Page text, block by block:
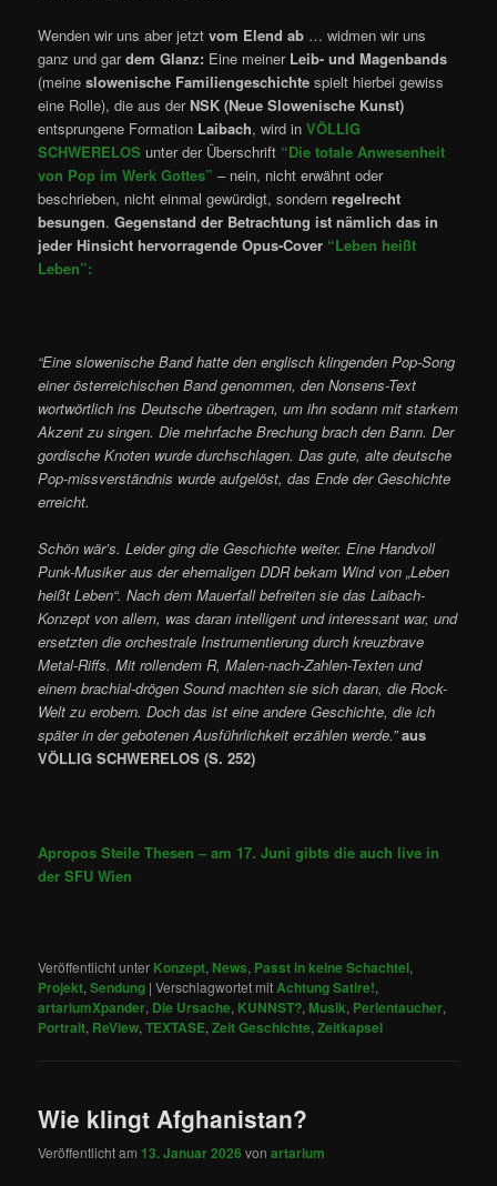
Wenden wir uns aber jetztvom Elend ab … widmen wir uns
ganz und gardem Glanz: Eine meiner Leib- und Magenbands
(meineslowenische Familiengeschichte spielt hierbei gewiss
eine Rolle), die aus der NSK (Neue Slowenische Kunst)
entsprungene Formation Laibach, wird inVÖLLIG
SCHWERELOS unter der Überschrift “Die totale Anwesenheit
von Pop im Werk Gottes” – nein, nicht erwähnt oder
beschrieben, nicht einmal gewürdigt, sondernregelrecht
besungen.Gegenstand der Betrachtung ist nämlich das in
jeder Hinsicht hervorragende Opus-Cover “Leben heißt
Leben”:
“Eine slowenische Band hatte den englisch klingenden Pop-Song
einer österreichischen Band genommen, den Nonsens-Text
wortwörtlich ins Deutsche übertragen, um ihn sodann mit starkem
Akzent zu singen. Die mehrfache Brechung brach den Bann. Der
gordische Knoten wurde durchschlagen. Das gute, alte deutsche
Pop-missverständnis wurde aufgelöst, das Ende der Geschichte
erreicht.
Schön wär’s. Leider ging die Geschichte weiter. Eine Handvoll
Punk-Musiker aus der ehemaligen DDR bekam Wind von „Leben
heißt Leben“. Nach dem Mauerfall befreiten sie das Laibach-
Konzept von allem, was daran intelligent und interessant war, und
ersetzten die orchestrale Instrumentierung durch kreuzbrave
Metal-Riffs. Mit rollendem R, Malen-nach-Zahlen-Texten und
einem brachial-drögen Sound machten sie sich daran, die Rock-
Welt zu erobern. Doch das ist eine andere Geschichte, die ich
später in der gebotenen Ausführlichkeit erzählen werde.” aus
VÖLLIG SCHWERELOS (S. 252)
Apropos Steile Thesen – am 17. Juni gibts die auch live in
der SFU Wien
Veröffentlicht unter Konzept, News, Passt in keine Schachtel,
Projekt,Sendung |Verschlagwortet mitAchtung Satire!,
artariumXpander, Die Ursache, KUNNST?, Musik, Perlentaucher,
Portrait, ReView,TEXTASE,Zeit Geschichte,Zeitkapsel
Wie klingt Afghanistan?
Veröffentlicht am 13. Januar 2026 vonartarium